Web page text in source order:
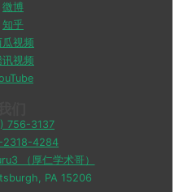
微博
知乎
瓜视频
讯视频
756-3137
2318-4284
（厚仁学术哥）
PA 15206